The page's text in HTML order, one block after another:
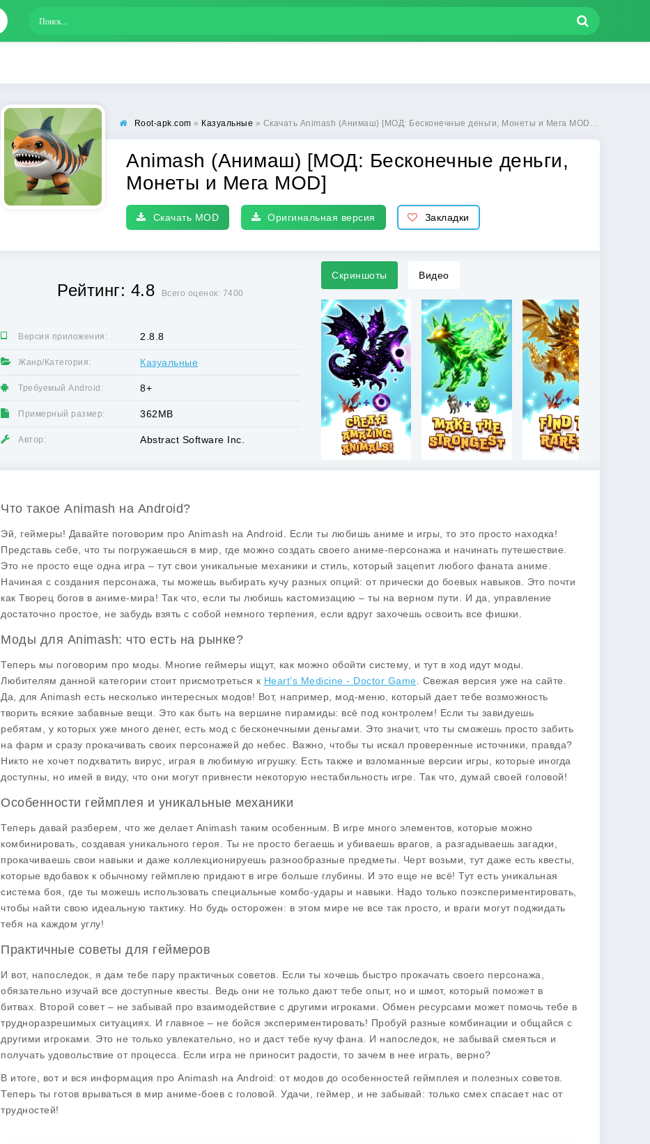
Root-apk.com » Казуальные » Скачать Animash (Анимаш) [МОД: Бесконечные деньги, Монеты и Мега MOD] | Взлом Animash на Андроид
Animash (Анимаш) [МОД: Бесконечные деньги,
Монеты и Мега MOD]
Скачать MOD Оригинальная версия Закладки
Рейтинг: 4.8 Всего оценок: 7400
Версия приложения: 2.8.8
Жанр/Категория: Казуальные
Требуемый Android: 8+
Примерный размер: 362MB
Автор: Abstract Software Inc.
Скриншоты Видео
Что такое Animash на Android?
Эй, геймеры! Давайте поговорим про Animash на Android. Если ты любишь аниме и игры, то это просто находка!
Представь себе, что ты погружаешься в мир, где можно создать своего аниме-персонажа и начинать путешествие.
Это не просто еще одна игра – тут свои уникальные механики и стиль, который зацепит любого фаната аниме.
Начиная с создания персонажа, ты можешь выбирать кучу разных опций: от прически до боевых навыков. Это почти
как Творец богов в аниме-мира! Так что, если ты любишь кастомизацию – ты на верном пути. И да, управление
достаточно простое, не забудь взять с собой немного терпения, если вдруг захочешь освоить все фишки.
Моды для Animash: что есть на рынке?
Теперь мы поговорим про моды. Многие геймеры ищут, как можно обойти систему, и тут в ход идут моды
Любителям данной категории стоит присмотреться к Heart's Medicine - Doctor Game . Свежая версия уже на сайте.
Да, для Animash есть несколько интересных модов! Вот, например, мод-меню, который дает тебе возможность
творить всякие забавные вещи. Это как быть на вершине пирамиды: всё под контролем! Если ты завидуешь
ребятам, у которых уже много денег, есть мод с бесконечными деньгами. Это значит, что ты сможешь просто забить
на фарм и сразу прокачивать своих персонажей до небес. Важно, чтобы ты искал проверенные источники, правда?
Никто не хочет подхватить вирус, играя в любимую игрушку. Есть также и взломанные версии игры, которые иногда
доступны, но имей в виду, что они могут привнести некоторую нестабильность игре. Так что, думай своей головой!
Особенности геймплея и уникальные механики
Теперь давай разберем, что же делает Animash таким особенным. В игре много элементов, которые можно
комбинировать, создавая уникального героя. Ты не просто бегаешь и убиваешь врагов, а разгадываешь загадки,
прокачиваешь свои навыки и даже коллекционируешь разнообразные предметы. Черт возьми, тут даже есть квесты,
которые вдобавок к обычному геймплею придают в игре больше глубины. И это еще не всё! Тут есть уникальная
система боя, где ты можешь использовать специальные комбо-удары и навыки. Надо только поэкспериментировать,
чтобы найти свою идеальную тактику. Но будь осторожен: в этом мире не все так просто, и враги могут поджидать
тебя на каждом углу!
Практичные советы для геймеров
И вот, напоследок, я дам тебе пару практичных советов . Если ты хочешь быстро прокачать своего персонажа,
обязательно изучай все доступные квесты. Ведь они не только дают тебе опыт, но и шмот, который поможет в
битвах. Второй совет – не забывай про взаимодействие с другими игроками. Обмен ресурсами может помочь тебе в
трудноразрешимых ситуациях. И главное – не бойся экспериментировать! Пробуй разные комбинации и общайся с
другими игроками. Это не только увлекательно, но и даст тебе кучу фана. И напоследок, не забывай смеяться и
получать удовольствие от процесса. Если игра не приносит радости, то зачем в нее играть, верно?
В итоге, вот и вся информация про Animash на Android: от модов до особенностей геймплея и полезных советов.
Теперь ты готов врываться в мир аниме-боев с головой. Удачи, геймер, и не забывай: только смех спасает нас от
трудностей!